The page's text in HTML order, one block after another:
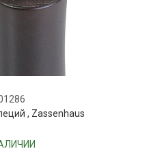
, Zassenhaus